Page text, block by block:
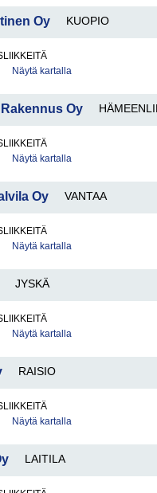
Oy KUOPIO
Näytä kartalla
Oy
Näytä kartalla
Oy VANTAA
Näytä kartalla
JYSKÄ
Näytä kartalla
RAISIO
Näytä kartalla
LAITILA